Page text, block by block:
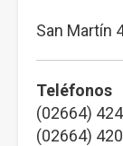
San Martín
Teléfonos
(02664)
(02664)